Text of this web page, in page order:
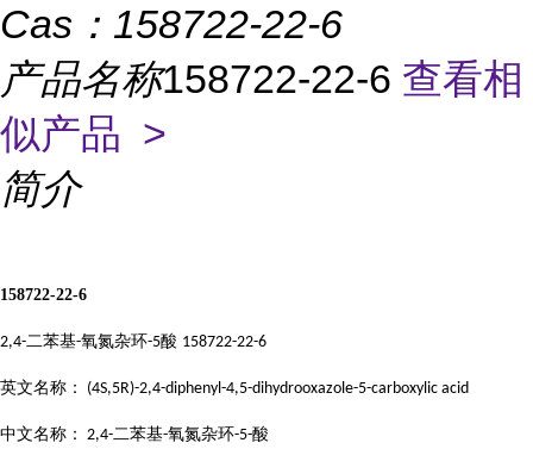
Cas： 158722-22-6
产品名称158722-22-6 查看相
似产品 >
简介
158722-22-6
2,4-二苯基-氧氮杂环-5酸 158722-22-6
英文名称： (4S,5R)-2,4-diphenyl-4,5-dihydrooxazole-5-carboxylic acid
中文名称： 2,4-二苯基-氧氮杂环-5-酸